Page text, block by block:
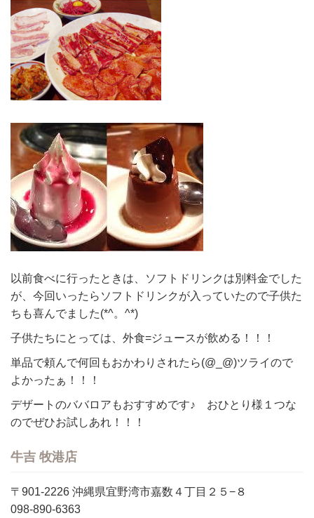
以前食べに行ったときは、ソフトドリンクは別料金でした
が、今回いったらソフトドリンクが入っていたので子供た
ちも喜んでました(*^。^*)
子供たちにとっては、外食=ジュースが飲める！！！
単品で頼んで何回もおかわりされたら(@_@)ツライので
よかったぁ！！！
デザートのババロアもおすすめです♪ おひとり様１つな
のでぜひお試しあれ！！！
牛吉 牧港店
〒901-2226 沖縄県宜野湾市嘉数４丁目２５−８
098-890-6363